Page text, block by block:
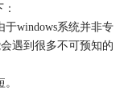
windows系统并非专
遇到很多不可预知的